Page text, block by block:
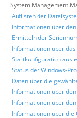
Auflisten der
Informationen über
Ermitteln der
Informationen über das
Startkonfiguration
Status der Windows-
Daten über die
Informationen über
Informationen über
Informationen über die